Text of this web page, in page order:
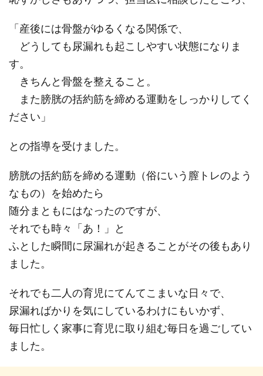
「産後には骨盤がゆるくなる関係で、
どうしても尿漏れも起こしやすい状態になりま
す。
きちんと骨盤を整えること。
また膀胱の括約筋を締める運動をしっかりしてく
ださい」
との指導を受けました。
膀胱の括約筋を締める運動（俗にいう膣トレのよう
なもの）を始めたら
随分まともにはなったのですが、
それでも時々「あ！」と
ふとした瞬間に尿漏れが起きることがその後もあり
ました。
それでも二人の育児にてんてこまいな日々で、
尿漏ればかりを気にしているわけにもいかず、
毎日忙しく家事に育児に取り組む毎日を過ごしてい
ました。